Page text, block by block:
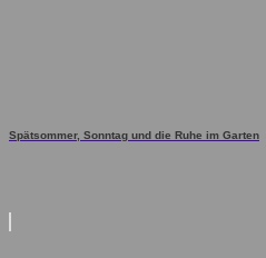
Spätsommer, Sonntag und die Ruhe im Garten